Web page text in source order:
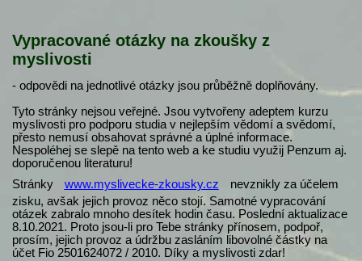
Vypracované otázky na zkoušky z
myslivosti
- odpovědi na jednotlivé otázky jsou průběžně doplňovány.
Tyto stránky nejsou veřejné. Jsou vytvořeny adeptem kurzu
myslivosti pro podporu studia v nejlepším vědomí a svědomí,
přesto nemusí obsahovat správné a úplné informace.
Nespoléhej se slepě na tento web a ke studiu využij Penzum aj.
doporučenou literaturu!
Stránky
www.myslivecke-zkousky.cz
nevznikly za účelem
zisku, avšak jejich provoz něco stojí. Samotné vypracování
otázek zabralo mnoho desítek hodin času. Poslední aktualizace
8.10.2021. Proto jsou-li pro Tebe stránky přínosem, podpoř,
prosím, jejich provoz a údržbu zasláním libovolné částky na
účet Fio 2501624072 / 2010. Díky a myslivosti zdar!